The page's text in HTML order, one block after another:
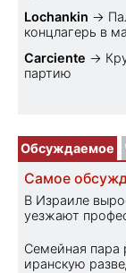
Lochankin →
концлагерь в
Carciente →
партию
Обсуждаемое
Самое
В Израиле
уезжают
Семейная пара
иранскую